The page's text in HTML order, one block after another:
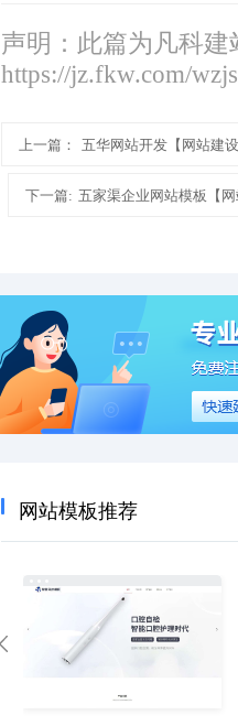
声明：此篇为凡科
https://jz.fkw.com/
上一篇： 五华网站开发【网站建
下一篇: 五家渠企业网站模板【
网站模板推荐